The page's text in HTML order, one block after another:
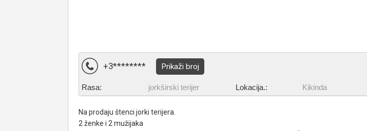
+3******** Prikaži broj
Rasa: jorkširski terijer Lokacija.: Kikinda
Na prodaju štenci jorki terijera.
2 ženke i 2 mužijaka